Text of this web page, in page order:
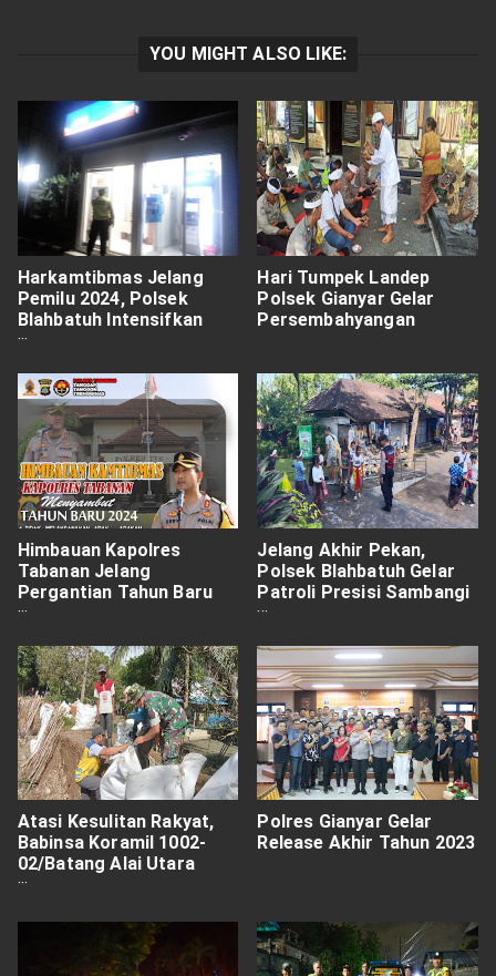
YOU MIGHT ALSO LIKE:
Harkamtibmas Jelang
Pemilu 2024, Polsek
Blahbatuh Intensifkan
Patroli Dini Hari
Hari Tumpek Landep
Polsek Gianyar Gelar
Persembahyangan
Himbauan Kapolres
Tabanan Jelang
Pergantian Tahun Baru
2024
Jelang Akhir Pekan,
Polsek Blahbatuh Gelar
Patroli Presisi Sambangi
Objek Wisata
Atasi Kesulitan Rakyat,
Babinsa Koramil 1002-
02/Batang Alai Utara
Turun Langsung Gotong
Polres Gianyar Gelar
Release Akhir Tahun 2023